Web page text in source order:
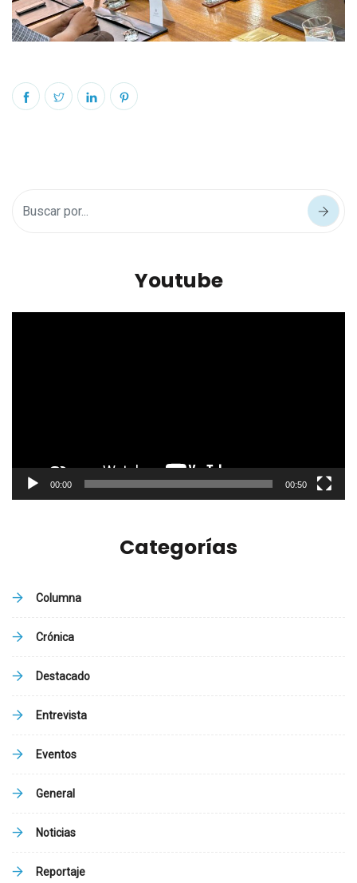
Youtube
00:00 00:50
Categorías
Columna
Crónica
Destacado
Entrevista
Eventos
General
Noticias
Reportaje